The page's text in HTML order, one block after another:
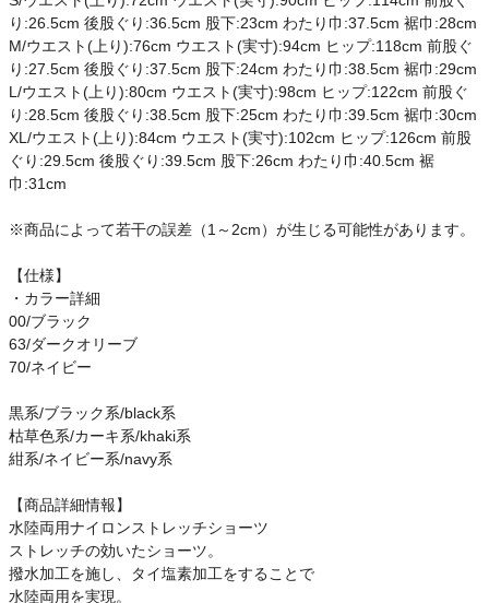
商品レビュー
プロテイン・サプリメントまとめ買い
アウトレットセール
り:26.5cm 後股ぐり:36.5cm 股下:23cm わたり巾:37.5cm 裾巾:28cm
M/ウエスト(上り):76cm ウエスト(実寸):94cm ヒップ:118cm 前股ぐ
り:27.5cm 後股ぐり:37.5cm 股下:24cm わたり巾:38.5cm 裾巾:29cm
L/ウエスト(上り):80cm ウエスト(実寸):98cm ヒップ:122cm 前股ぐ
り:28.5cm 後股ぐり:38.5cm 股下:25cm わたり巾:39.5cm 裾巾:30cm
XL/ウエスト(上り):84cm ウエスト(実寸):102cm ヒップ:126cm 前股
ぐり:29.5cm 後股ぐり:39.5cm 股下:26cm わたり巾:40.5cm 裾
巾:31cm
※商品によって若干の誤差（1～2cm）が生じる可能性があります。
【仕様】
・カラー詳細
00/ブラック
63/ダークオリーブ
70/ネイビー
黒系/ブラック系/black系
枯草色系/カーキ系/khaki系
紺系/ネイビー系/navy系
【商品詳細情報】
水陸両用ナイロンストレッチショーツ
ストレッチの効いたショーツ。
撥水加工を施し、タイ塩素加工をすることで
水陸両用を実現。